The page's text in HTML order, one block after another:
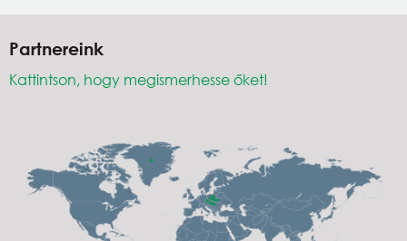
Partnereink
Kattintson, hogy megismerhesse őket!